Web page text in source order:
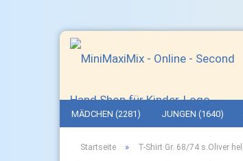
MÄDCHEN (2281) JUNGEN (1640)
Startseite » T-Shirt Gr. 68/74 s.Oliver